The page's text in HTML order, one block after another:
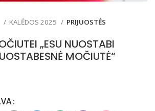
KALĖDOS 2025 PRIJUOSTĖS
„ESU NUOSTABI
MOČIUTĖ“